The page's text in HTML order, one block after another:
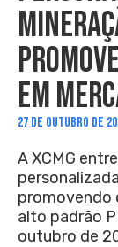
EM
27 DE OUTUBRO DE
A XCMG
promovendo
alto padrão
outubro de